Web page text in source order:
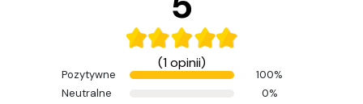
(1 opinii)
Pozytywne
100%
Neutralne
0%